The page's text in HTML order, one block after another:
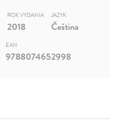
ROK VYDANIA
2018
JAZYK
Čeština
EAN
9788074652998